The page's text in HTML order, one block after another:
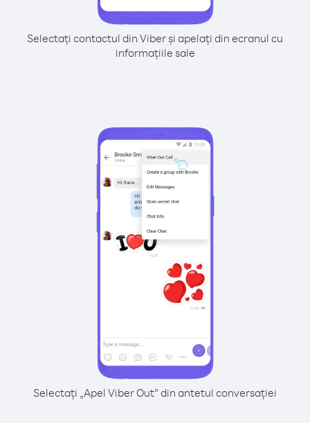
Selectați contactul din Viber și apelați din ecranul cu
informațiile sale
Selectați „Apel Viber Out” din antetul conversației